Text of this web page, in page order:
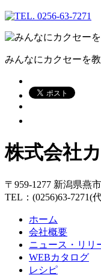
みんなにカクセーを教
株式会社
〒959-1277 新潟県燕
TEL：(0256)63-7271(
ホーム
会社概要
ニュース・リリ
WEBカタログ
レシピ